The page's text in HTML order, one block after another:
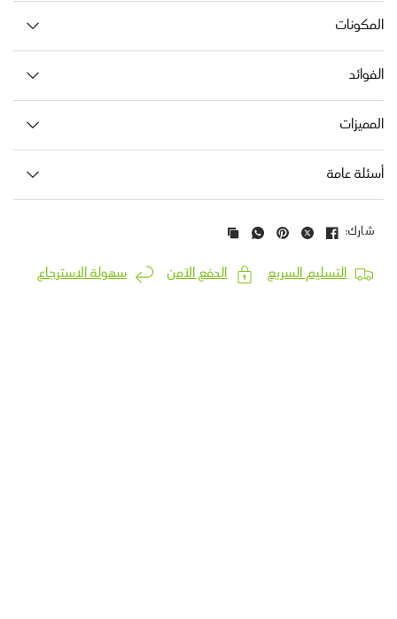
المكونات
الفوائد
المميزات
أسئلة عامة
شارك:
التسليم السريع الدفع الآمن سهولة الاسترجاع